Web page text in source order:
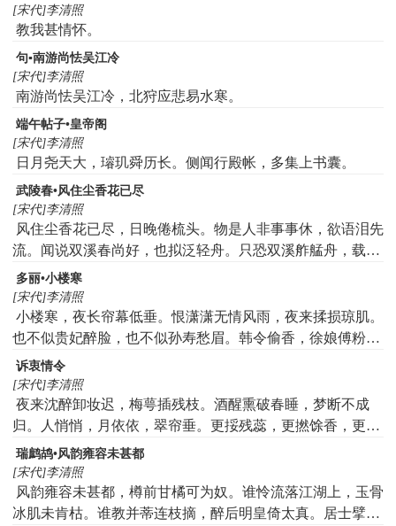
[宋代]李清照
教我甚情怀。
句▪南游尚怯吴江冷
[宋代]李清照
南游尚怯吴江冷，北狩应悲易水寒。
端午帖子•皇帝阁
[宋代]李清照
日月尧天大，璿玑舜历长。侧闻行殿帐，多集上书囊。
武陵春•风住尘香花已尽
[宋代]李清照
风住尘香花已尽，日晚倦梳头。物是人非事事休，欲语泪先
流。闻说双溪春尚好，也拟泛轻舟。只恐双溪舴艋舟，载不
动许多愁。
多丽•小楼寒
[宋代]李清照
小楼寒，夜长帘幕低垂。恨潇潇无情风雨，夜来揉损琼肌。
也不似贵妃醉脸，也不似孙寿愁眉。韩令偷香，徐娘傅粉，
莫将比拟未新奇，细看取，屈平陶令，风韵正相宜。微风
起，清芬酝藉，不减酴醾。渐秋阑，雪清玉瘦，向人无限依
依。似愁凝汉皋解佩，似泪洒纨扇题诗。朗月清风，浓烟暗
雨，天教憔悴瘦芳姿。纵爱惜，不知从此，留得几多时。人
情好，何须更忆，泽畔东篱。
诉衷情令
[宋代]李清照
夜来沈醉卸妆迟，梅萼插残枝。酒醒熏破春睡，梦断不成
归。人悄悄，月依依，翠帘垂。更挼残蕊，更撚馀香，更得
些时。
瑞鹧鸪•风韵雍容未甚都
[宋代]李清照
风韵雍容未甚都，樽前甘橘可为奴。谁怜流落江湖上，玉骨
冰肌未肯枯。谁教并蒂连枝摘，醉后明皇倚太真。居士擘开